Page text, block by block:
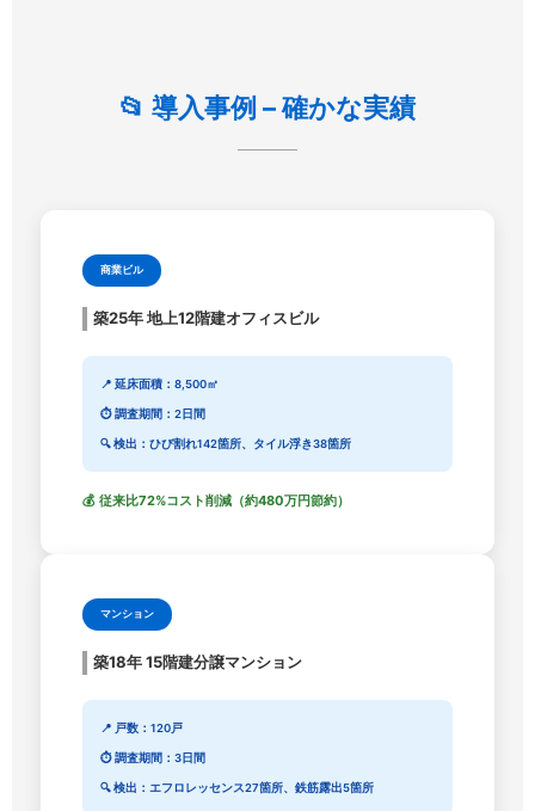
📂 導入事例 – 確かな実績
商業ビル
築25年 地上12階建オフィスビル
📍 延床面積：8,500㎡
⏱️ 調査期間：2日間
🔍 検出：ひび割れ142箇所、タイル浮き38箇所
💰 従来比72%コスト削減（約480万円節約）
マンション
築18年 15階建分譲マンション
📍 戸数：120戸
⏱️ 調査期間：3日間
🔍 検出：エフロレッセンス27箇所、鉄筋露出5箇所